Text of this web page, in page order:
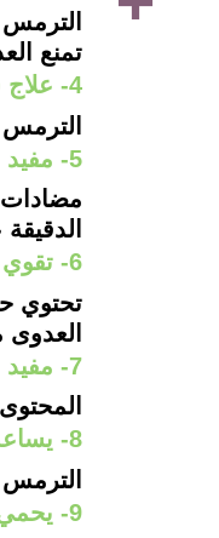
الترمس
تمنع
4- علاج فقر الدم
5- مفيد للبشرة
مضادات
6- تقوي المناعة
تحتوي
العدوى
7- مفيد للشعر
8- يساعد في إنقاص الوزن
9- يحمي القلب